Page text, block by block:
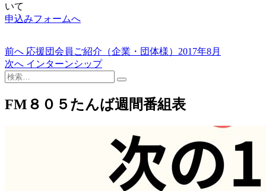
いて
申込みフォームへ
投
稿
ビ
前へ 過
去
稿:
応援団会員ご紹介（企業・団体様）2017年8月
次へ 次
稿:
インターンシップ
検
FM８０５たんば週間番組表